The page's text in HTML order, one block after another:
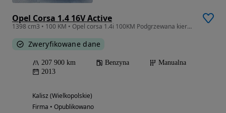
Opel Corsa 1.4 16V Active
1398 cm3 • 100 KM • Opel corsa 1.4i 100KM Podgrzewana kierownica**Klimatronic**Zarejestrow
Zweryfikowane dane
207 900 km Benzyna
Manualna
2013
Kalisz (Wielkopolskie)
Firma • Opublikowano